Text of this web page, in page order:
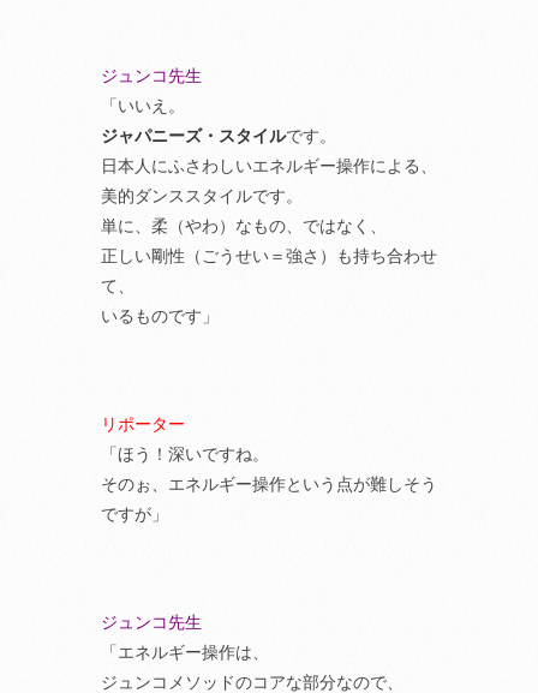
ジュンコ先生
「いいえ。
ジャパニーズ・スタイルです。
日本人にふさわしいエネルギー操作による、
美的ダンススタイルです。
単に、柔（やわ）なもの、ではなく、
正しい剛性（ごうせい＝強さ）も持ち合わせ
て、
いるものです」
リポーター
「ほう！深いですね。
そのぉ、エネルギー操作という点が難しそう
ですが」
ジュンコ先生
「エネルギー操作は、
ジュンコメソッドのコアな部分なので、